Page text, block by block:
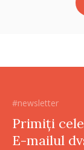
#newsletter
Primiți
E-mailul